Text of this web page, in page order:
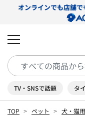
オンラインでも店舗で
TV・SNSで話題 タ
TOP ペット 犬・猫